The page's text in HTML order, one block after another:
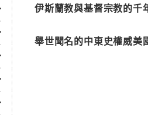
伊斯蘭教與基督宗教的千
舉世聞名的中東史權威